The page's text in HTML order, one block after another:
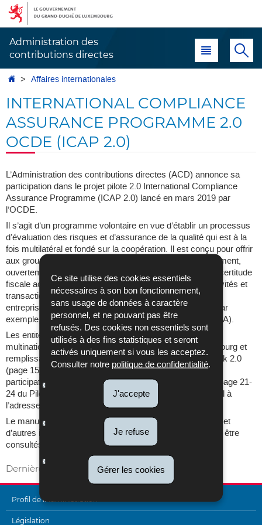
Ce site utilise des cookies essentiels
nécessaires à son bon fonctionnement,
sans usage de données à caractère
personnel, et ne pouvant pas être
refusés. Des cookies non essentiels sont
utilisés à des fins statistiques et seront
activés uniquement si vous les acceptez.
Consulter notre politique de confidentialité
J'accepte
Je refuse
Gérer les cookies
Aller
navigation
Aller
au
Administration des
contributions directes
Menu principal
AccueilAffaires internationales
INTERNATIONAL COMPLIANCE
ASSURANCE PROGRAMME 2.0
OCDE (ICAP 2.0)
L’Administration des contributions directes (ACD) annonce sa
participation dans le projet pilote 2.0 International Compliance
Assurance Programme (ICAP 2.0) lancé en mars 2019 par
l’OCDE.
Il s’agit d’un programme volontaire en vue d’établir un processus
d’évaluation des risques et d’assurance de la qualité qui est à la
fois multilatéral et fondé sur la coopération. Il est conçu pour offrir
aux groupes multinationaux disposés à s’engager activement,
ouvertement et de manière totalement transparente une certitude
fiscale accrue en ce qui concerne certaines de leurs activités et
transactions. ICAP n'offre pas de sécurité juridique à une
entreprise multinationale, comme cela peut être le cas, par
exemple, dans le cadre d'un accord de prix préalable (APA).
Les entités mères ultimes d’un Groupe d’entreprises
multinationales résidentes à des fins fiscales au Luxembourg et
remplissant les conditions décrites dans le Pilot Handbook 2.0
(page 15) peuvent soumettre leur candidature pour une
participation volontaire au ICAP 2.0 (« pre-entry stage » page 21-
24 du Pilot Handbook 2.0) jusqu’au 31 mai 2019 par email à
l’adresse suivante : ICAP@co.etat.lu.
Le manuel ICAP 2.0, la liste des juridictions participantes et
d’autres informations utiles relatives à l’ICAP 2.0 peuvent être
consultés
sur le site de l’OCDE.
Dernière mise à jour 13/05/2022
Profil de l'Administration
Législation